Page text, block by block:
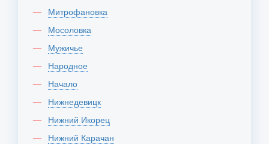
Митрофановка
Мосоловка
Мужичье
Народное
Начало
Нижнедевицк
Нижний Икорец
Нижний Карачан